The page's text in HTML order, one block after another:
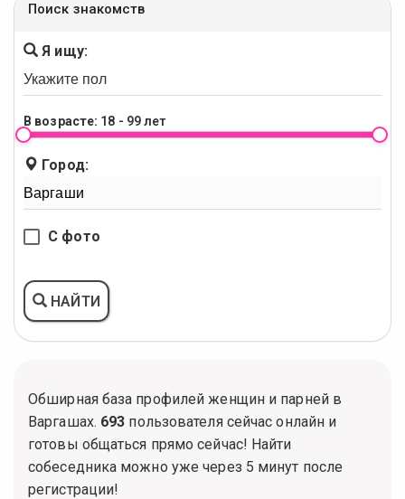
Поиск знакомств
Я ищу:
В возрасте: 18 - 99 лет
Город:
С фото
НАЙТИ
Обширная база профилей женщин и парней в
Варгашах. 693 пользователя сейчас онлайн и
готовы общаться прямо сейчас! Найти
собеседника можно уже через 5 минут после
регистрации!